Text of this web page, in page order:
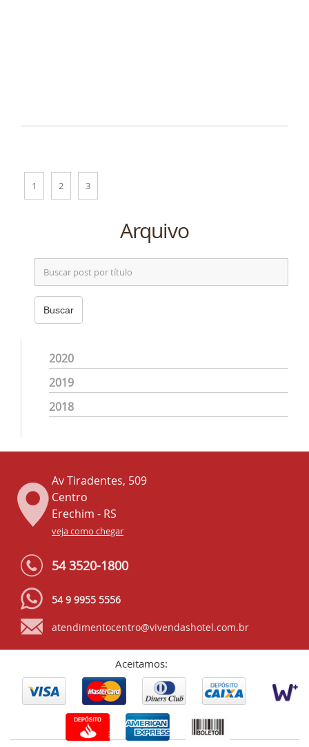
1 2 3
Arquivo
Buscar
2020
2019
2018
Av Tiradentes, 509
Centro
Erechim - RS
veja como chegar
54 3520-1800
54 9 9955 5556
atendimentocentro@vivendashotel.com.br
Aceitamos: